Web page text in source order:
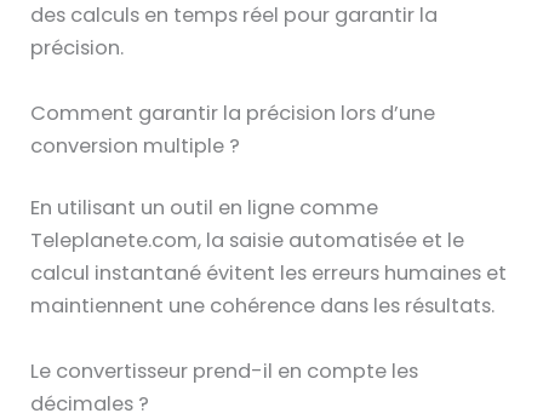
des calculs en temps réel pour garantir la
précision.
Comment garantir la précision lors d’une
conversion multiple ?
En utilisant un outil en ligne comme
Teleplanete.com, la saisie automatisée et le
calcul instantané évitent les erreurs humaines et
maintiennent une cohérence dans les résultats.
Le convertisseur prend-il en compte les
décimales ?